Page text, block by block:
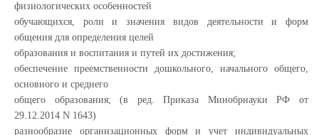
физиологических особенностей
обучающихся, роли и значения видов деятельности и форм
общения для определения целей
образования и воспитания и путей их достижения;
обеспечение преемственности дошкольного, начального общего,
основного и среднего
общего образования; (в ред. Приказа Минобрнауки РФ от
29.12.2014 N 1643)
разнообразие организационных форм и учет индивидуальных